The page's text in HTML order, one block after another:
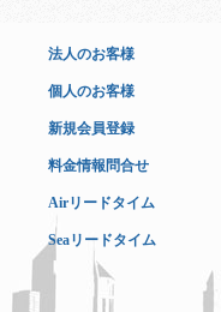
法人のお客様
個人のお客様
新規会員登録
料金情報問合せ
Airリードタイム
Seaリードタイム